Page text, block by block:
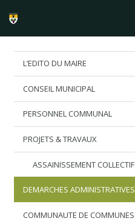
L’EDITO DU MAIRE
CONSEIL MUNICIPAL
PERSONNEL COMMUNAL
PROJETS & TRAVAUX
ASSAINISSEMENT COLLECTIF
DEMARCHES ADMINISTRATIVES
COMMUNAUTE DE COMMUNES